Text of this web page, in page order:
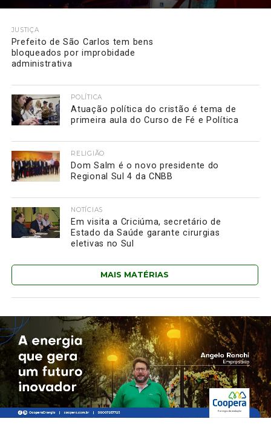
JUSTIÇA
Prefeito de São Carlos tem bens
bloqueados por improbidade
administrativa
POLÍTICA
Atuação política do cristão é tema de
primeira aula do Curso de Fé e Política
RELIGIÃO
Dom Salm é o novo presidente do
Regional Sul 4 da CNBB
NOTÍCIAS
Em visita a Criciúma, secretário de
Estado da Saúde garante cirurgias
eletivas no Sul
MAIS MATÉRIAS